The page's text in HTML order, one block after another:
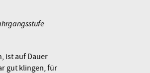
ist auf Dauer
gut klingen, für